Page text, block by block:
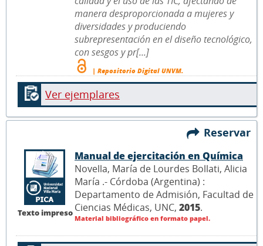
manera desproporcionada a mujeres y
diversidades y produciendo
subrepresentación en el diseño tecnológico,
con sesgos y pr[...]
| Repositorio Digital UNVM.
Ver ejemplares
Reservar
Texto impreso
Manual de ejercitación en Química
Novella, María de Lourdes Bollati, Alicia
María .- Córdoba (Argentina) :
Departamento de Admisión, Facultad de
Ciencias Médicas, UNC, 2015.
Material bibliográfico en formato papel.